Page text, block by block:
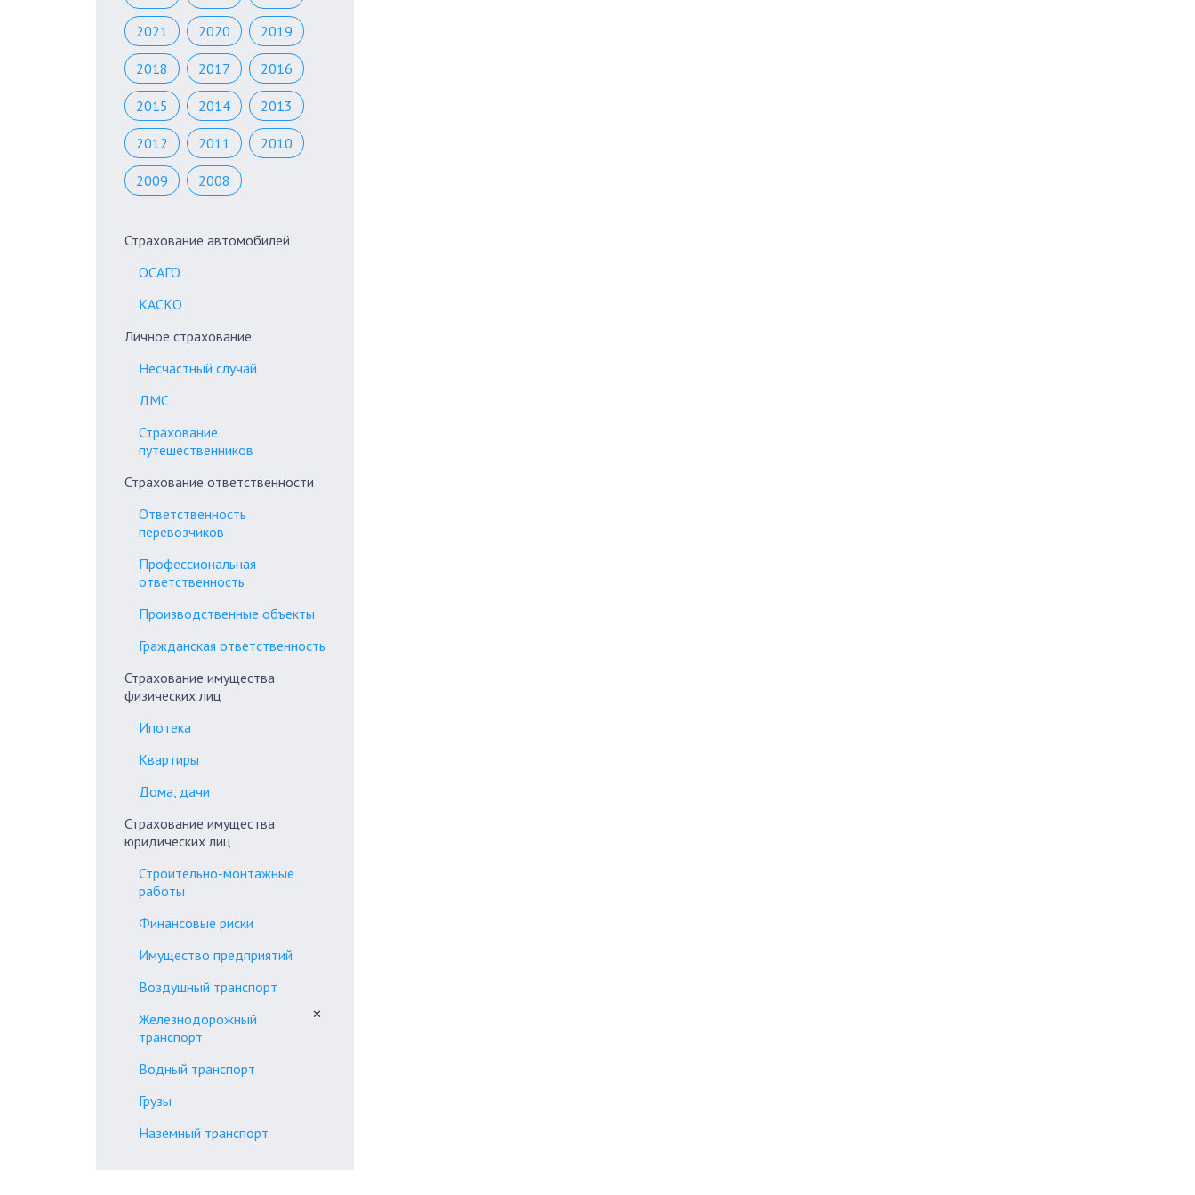
2021 2020 2019
2018 2017 2016
2015 2014 2013
2012 2011 2010
2009 2008
Страхование автомобилей
ОСАГО
КАСКО
Личное страхование
Несчастный случай
ДМС
Страхование
путешественников
Страхование ответственности
Ответственность
перевозчиков
Профессиональная
ответственность
Производственные объекты
Гражданская ответственность
Страхование имущества
физических лиц
Ипотека
Квартиры
Дома, дачи
Страхование имущества
юридических лиц
Строительно-монтажные
работы
Финансовые риски
Имущество предприятий
Воздушный транспорт
Железнодорожный
транспорт
✕
Водный транспорт
Грузы
Наземный транспорт